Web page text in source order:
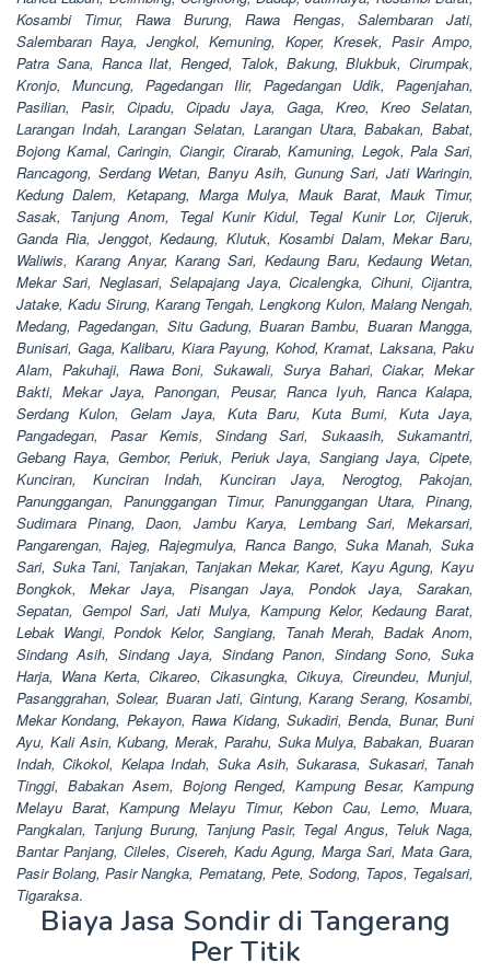
Kosambi Timur, Rawa Burung, Rawa Rengas, Salembaran Jati,
Salembaran Raya, Jengkol, Kemuning, Koper, Kresek, Pasir Ampo,
Patra Sana, Ranca Ilat, Renged, Talok, Bakung, Blukbuk, Cirumpak,
Kronjo, Muncung, Pagedangan Ilir, Pagedangan Udik, Pagenjahan,
Pasilian, Pasir, Cipadu, Cipadu Jaya, Gaga, Kreo, Kreo Selatan,
Larangan Indah, Larangan Selatan, Larangan Utara, Babakan, Babat,
Bojong Kamal, Caringin, Ciangir, Cirarab, Kamuning, Legok, Pala Sari,
Rancagong, Serdang Wetan, Banyu Asih, Gunung Sari, Jati Waringin,
Kedung Dalem, Ketapang, Marga Mulya, Mauk Barat, Mauk Timur,
Sasak, Tanjung Anom, Tegal Kunir Kidul, Tegal Kunir Lor, Cijeruk,
Ganda Ria, Jenggot, Kedaung, Klutuk, Kosambi Dalam, Mekar Baru,
Waliwis, Karang Anyar, Karang Sari, Kedaung Baru, Kedaung Wetan,
Mekar Sari, Neglasari, Selapajang Jaya, Cicalengka, Cihuni, Cijantra,
Jatake, Kadu Sirung, Karang Tengah, Lengkong Kulon, Malang Nengah,
Medang, Pagedangan, Situ Gadung, Buaran Bambu, Buaran Mangga,
Bunisari, Gaga, Kalibaru, Kiara Payung, Kohod, Kramat, Laksana, Paku
Alam, Pakuhaji, Rawa Boni, Sukawali, Surya Bahari, Ciakar, Mekar
Bakti, Mekar Jaya, Panongan, Peusar, Ranca Iyuh, Ranca Kalapa,
Serdang Kulon, Gelam Jaya, Kuta Baru, Kuta Bumi, Kuta Jaya,
Pangadegan, Pasar Kemis, Sindang Sari, Sukaasih, Sukamantri,
Gebang Raya, Gembor, Periuk, Periuk Jaya, Sangiang Jaya, Cipete,
Kunciran, Kunciran Indah, Kunciran Jaya, Nerogtog, Pakojan,
Panunggangan, Panunggangan Timur, Panunggangan Utara, Pinang,
Sudimara Pinang, Daon, Jambu Karya, Lembang Sari, Mekarsari,
Pangarengan, Rajeg, Rajegmulya, Ranca Bango, Suka Manah, Suka
Sari, Suka Tani, Tanjakan, Tanjakan Mekar, Karet, Kayu Agung, Kayu
Bongkok, Mekar Jaya, Pisangan Jaya, Pondok Jaya, Sarakan,
Sepatan, Gempol Sari, Jati Mulya, Kampung Kelor, Kedaung Barat,
Lebak Wangi, Pondok Kelor, Sangiang, Tanah Merah, Badak Anom,
Sindang Asih, Sindang Jaya, Sindang Panon, Sindang Sono, Suka
Harja, Wana Kerta, Cikareo, Cikasungka, Cikuya, Cireundeu, Munjul,
Pasanggrahan, Solear, Buaran Jati, Gintung, Karang Serang, Kosambi,
Mekar Kondang, Pekayon, Rawa Kidang, Sukadiri, Benda, Bunar, Buni
Ayu, Kali Asin, Kubang, Merak, Parahu, Suka Mulya, Babakan, Buaran
Indah, Cikokol, Kelapa Indah, Suka Asih, Sukarasa, Sukasari, Tanah
Tinggi, Babakan Asem, Bojong Renged, Kampung Besar, Kampung
Melayu Barat, Kampung Melayu Timur, Kebon Cau, Lemo, Muara,
Pangkalan, Tanjung Burung, Tanjung Pasir, Tegal Angus, Teluk Naga,
Bantar Panjang, Cileles, Cisereh, Kadu Agung, Marga Sari, Mata Gara,
Pasir Bolang, Pasir Nangka, Pematang, Pete, Sodong, Tapos, Tegalsari,
Tigaraksa.
Biaya Jasa Sondir di Tangerang
Per Titik